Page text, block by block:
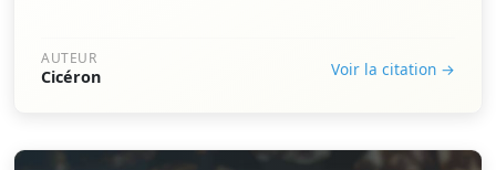
AUTEUR
Cicéron Voir la citation →